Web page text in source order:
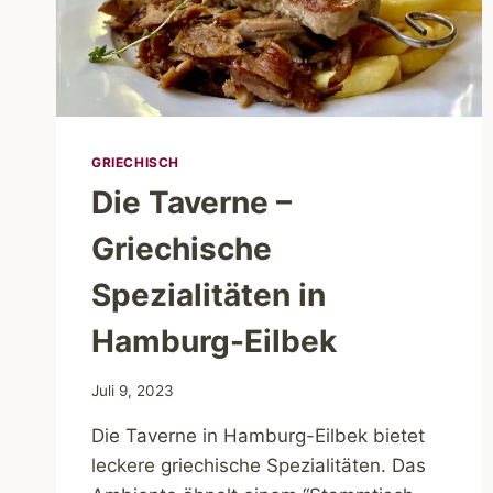
GRIECHISCH
Die Taverne –
Griechische
Spezialitäten in
Hamburg-Eilbek
Juli 9, 2023
Die Taverne in Hamburg-Eilbek bietet
leckere griechische Spezialitäten. Das